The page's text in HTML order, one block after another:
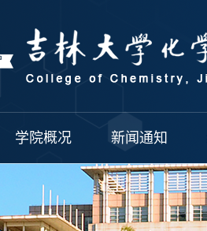
学院概况 新闻通知